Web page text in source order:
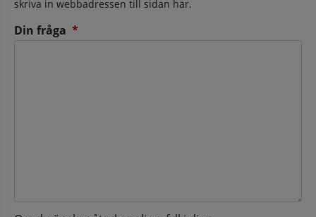
skriva in webbadressen till sidan här.
Din fråga *